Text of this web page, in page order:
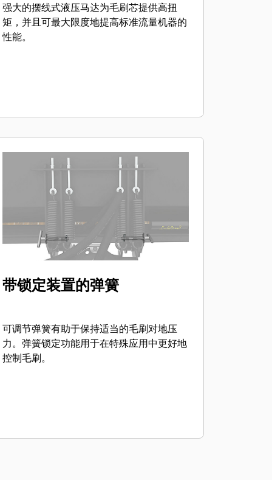
强大的摆线式液压马达为毛刷芯提供高扭
矩，并且可最大限度地提高标准流量机器的
性能。
带锁定装置的弹簧
可调节弹簧有助于保持适当的毛刷对地压
力。弹簧锁定功能用于在特殊应用中更好地
控制毛刷。